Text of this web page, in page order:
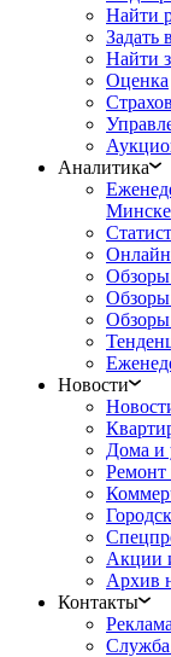
Найти
Задать
Найти
Оценка
Аналитика
Минске
Обзоры
Обзоры
Новости
Дома и
Ремонт
Акции
Архив
Контакты